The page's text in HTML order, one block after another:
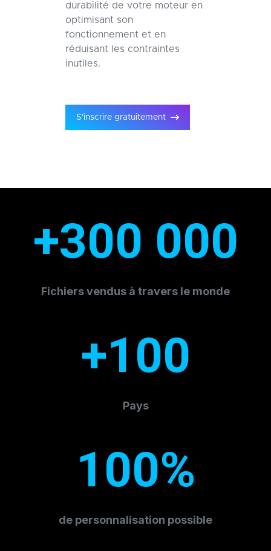
durabilité de votre moteur en
optimisant son
fonctionnement et en
réduisant les contraintes
inutiles.
S'inscrire gratuitement
+300 000
Fichiers vendus à travers le monde
+100
Pays
100%
de personnalisation possible